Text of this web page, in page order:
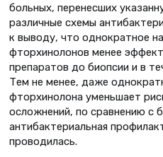
больных, перенесших
различные схемы
к выводу, что однократное
фторхинолонов менее
препаратов до биопсии и в
Тем не менее, даже
фторхинолона уменьшает
осложнений, по сравнению с
антибактериальная
проводилась.